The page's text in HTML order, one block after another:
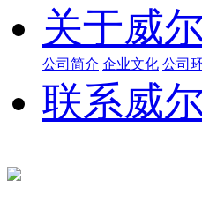
关于威
公司简介 企业文化 公司
联系威